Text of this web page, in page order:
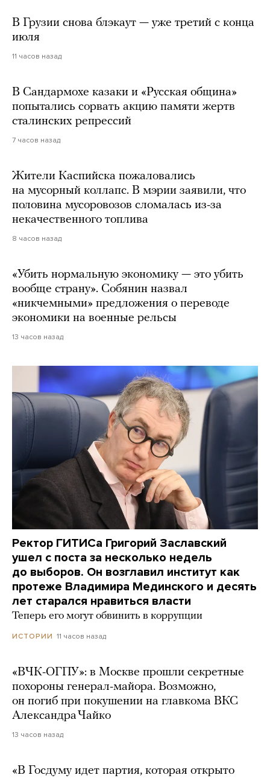
В Грузии снова блэкаут — уже третий с конца
июля
11 часов назад
В Сандармохе казаки и «Русская община»
попытались сорвать акцию памяти жертв
сталинских репрессий
7 часов назад
Жители Каспийска пожаловались
на мусорный коллапс. В мэрии заявили, что
половина мусоровозов сломалась из-за
некачественного топлива
8 часов назад
«Убить нормальную экономику — это убить
вообще страну». Собянин назвал
«никчемными» предложения о переводе
экономики на военные рельсы
13 часов назад
Ректор ГИТИСа Григорий Заславский
ушел с поста за несколько недель
до выборов. Он возглавил институт как
протеже Владимира Мединского и десять
лет старался нравиться власти
Теперь его могут обвинить в коррупции
ИСТОРИИ 11 часов назад
«ВЧК-ОГПУ»: в Москве прошли секретные
похороны генерал-майора. Возможно,
он погиб при покушении на главкома ВКС
Александра Чайко
13 часов назад
«В Госдуму идет партия, которая открыто